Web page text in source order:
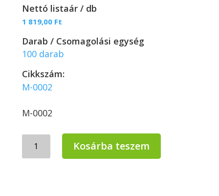
Nettó listaár / db
1 819,00 Ft
Darab / Csomagolási egység
100 darab
Cikkszám:
M-0002
M-0002
Dermagel
coated
Kosárba teszem